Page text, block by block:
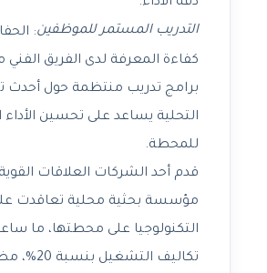
التدريب المستمر للموظفين:
كفاءة المعرفة لدى الفريق الفني
برامج تدريب منتظمة حول أحدث
التحلية يساعد على تحسين الأداء
للمحطة.
قدم أحد الشركات العلاقات
مؤسسة بحثية محلية تعاقدت
التكنولوجيا على محطتها، ما
تكاليف